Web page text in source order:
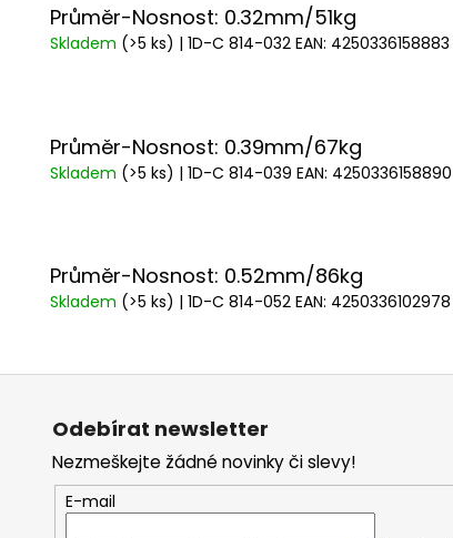
Průměr-Nosnost: 0.32mm/51kg
Skladem (>5 ks) | 1D-C 814-032 EAN: 4250336158883
Průměr-Nosnost: 0.39mm/67kg
Skladem (>5 ks) | 1D-C 814-039 EAN: 4250336158890
Průměr-Nosnost: 0.52mm/86kg
Skladem (>5 ks) | 1D-C 814-052 EAN: 4250336102978
Následující
PRO
CARP
LEADER
25LBS
59
100%
SOFT
FLUOROCARBON
Kč
Z
Odebírat newsletter
Nezmeškejte žádné novinky či slevy!
E-mail